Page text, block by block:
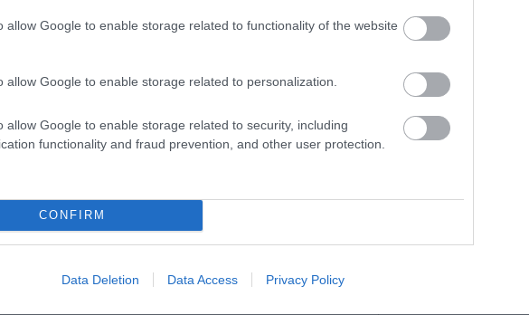
allow Google to enable storage related to functionality of the website
allow Google to enable storage related to personalization.
allow Google to enable storage related to security, including
functionality and fraud prevention, and other user protection.
CONFIRM
Data Deletion Data Access Privacy Policy
σε σενάριο και σκηνοθεσία της νεαρής
την εφιαλτική μετάβαση μιας
κανιβαλισμό, μετά από τη συμμετοχή της
«μύησης».
προβολής στον Καναδά, η σκηνοθέτιδα είχε
να ακούσω το κοινό να αντιδρά. Θέλω να
Είμαι πολύ περίεργη. Είναι σαν
επειδή και εγώ είμαι κολλημένη με τις ταινίες